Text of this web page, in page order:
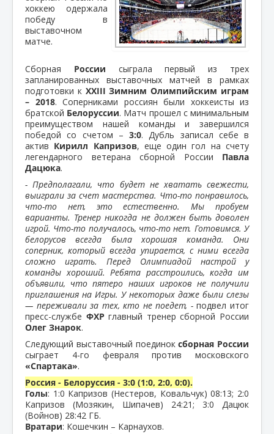
хоккею одержала
победу в
выставочном
матче.
Сборная России сыграла первый из трех
запланированных выставочных матчей в рамках
подготовки к XXIII Зимним Олимпийским играм
– 2018. Соперниками россиян были хоккеисты из
братской Белоруссии. Матч прошел с минимальным
преимуществом нашей команды и завершился
победой со счетом – 3:0. Дубль записал себе в
актив Кирилл Капризов, еще один гол на счету
легендарного ветерана сборной России Павла
Дацюка.
- Предполагали, что будет не хватать свежести,
выиграли за счет мастерства. Что-то понравилось,
что-то нет, это естественно. Мы пробуем
варианты. Тренер никогда не должен быть доволен
игрой. Что-то получалось, что-то нет. Готовимся. У
белорусов всегда была хорошая команда. Они
соперник, который всегда упирается, с ними всегда
сложно играть. Перед Олимпиадой настрой у
команды хороший. Ребята расстроились, когда им
объявили, что пятеро наших игроков не получили
приглашения на Игры. У некоторых даже были слезы
— переживали за тех, кто не поедет, -подвел итог
пресс-службе ФХР главный тренер сборной России
Олег Знарок.
Следующий выставочный поединоксборная России
сыграет 4-го февраля против московского
«Спартака».
Россия - Белоруссия - 3:0 (1:0, 2:0, 0:0).
Голы: 1:0 Капризов (Нестеров, Ковальчук) 08:13; 2:0
Капризов (Мозякин, Шипачев) 24:21; 3:0 Дацюк
(Войнов) 28:42 ГБ.
Вратари: Кошечкин – Карнаухов.